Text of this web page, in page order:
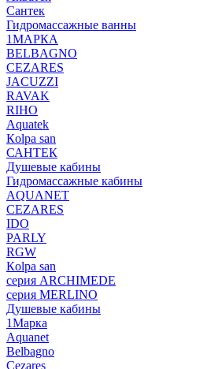
Сантек
Гидромассажные ванны
1МАРКА
BELBAGNO
CEZARES
JACUZZI
RAVAK
RIHO
Аquatek
Кolpa san
САНТЕК
Душевые кабины
Гидромассажные кабины
AQUANET
CEZARES
IDO
PARLY
RGW
Кolpa san
серия ARCHIMEDE
серия MERLINO
Душевые кабины
1Марка
Aquanet
Belbagno
Cezares